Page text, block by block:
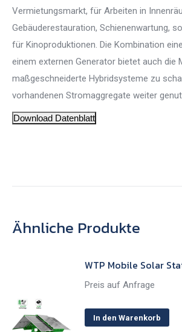
Vermietungsmarkt, für Arbeiten in
Gebäuderestauration, Schienenwartung,
für Kinoproduktionen. Die Kombination
einem externen Generator bietet auch die
maßgeschneiderte Hybridsysteme zu
vorhandenen Stromaggregate weiter
Download Datenblatt
Ähnliche Produkte
WTP Mobile Solar
Preis auf Anfrage
In den Warenkorb